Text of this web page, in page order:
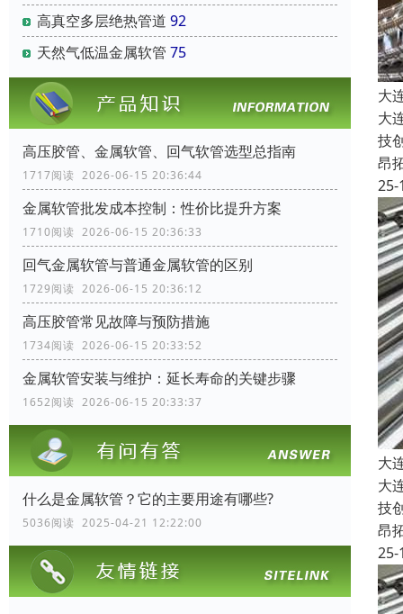
高真空多层绝热管道 92
天然气低温金属软管 75
高压胶管、金属软管、回气软管选型总指南
1717阅读 2026-06-15 20:36:44
金属软管批发成本控制：性价比提升方案
1710阅读 2026-06-15 20:36:33
回气金属软管与普通金属软管的区别
1729阅读 2026-06-15 20:36:12
高压胶管常见故障与预防措施
1734阅读 2026-06-15 20:33:52
金属软管安装与维护：延长寿命的关键步骤
1652阅读 2026-06-15 20:33:37
什么是金属软管？它的主要用途有哪些?
5036阅读 2025-04-21 12:22:00
大
大
技
昂
25-
大
大
技
昂
25-